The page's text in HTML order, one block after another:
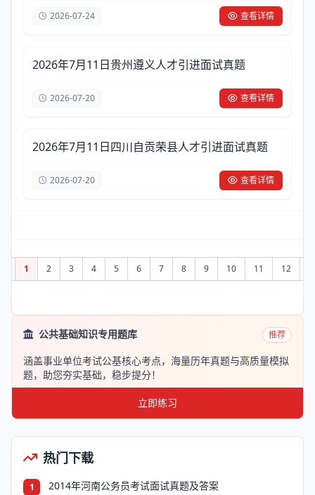
2026-07-24 查看详情
2026年7月11日贵州遵义人才引进面试真题
2026-07-20 查看详情
2026年7月11日四川自贡荣县人才引进面试真题
2026-07-20 查看详情
1 2 3 4 5 6 7 8 9 10 11 12
公共基础知识专用题库 推荐
涵盖事业单位考试公基核心考点，海量历年真题与高质量模拟
题，助您夯实基础，稳步提分！
立即练习
热门下载
1 2014年河南公务员考试面试真题及答案